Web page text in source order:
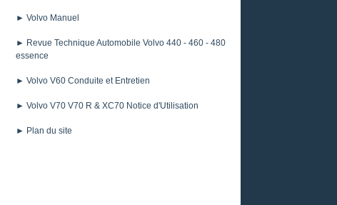
► Volvo Manuel
► Revue Technique Automobile Volvo 440 - 460 - 480
essence
► Volvo V60 Conduite et Entretien
► Volvo V70 V70 R & XC70 Notice d'Utilisation
► Plan du site